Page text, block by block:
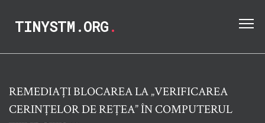
TINYSTM.ORG.
REMEDIAȚI BLOCAREA LA „VERIFICAREA
CERINȚELOR DE REȚEA” ÎN COMPUTERUL